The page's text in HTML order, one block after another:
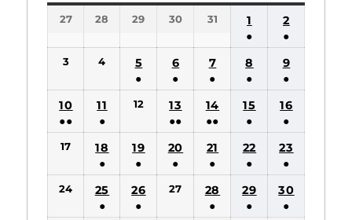
曜
日
曜
日
曜
日
曜
日
曜
曜
曜
27 28 29 30 31
1
●
(1
件
の
イ
ベ
ン
ト)
2
●
(1
件
の
イ
ベ
ン
ト)
3 4
5
●
(1
の
イ
ベ
ン
ト)
6
●
(1
件
の
イ
ベ
ン
7
●
(1
件
の
イ
ベ
ン
ト)
8
●
(1
件
の
イ
ベ
ン
ト)
9
●
(1
件
の
イ
ベ
ン
ト)
10
●●
(2
の
イ
11
●
(1
件
の
イ
ベ
12
13
●●
(2
件
の
イ
14
●●
(2
件
の
イ
ベ
15
●
(1
件
の
イ
ベ
16
●
(1
件
の
イ
ベ
17
18
●
(1
件
19
●
(1
件
20
●
(1
21
●
(1
件
22
●
(1
件
23
●
(1
件
24
25
●
26
●
27
28
●
29
●
30
●